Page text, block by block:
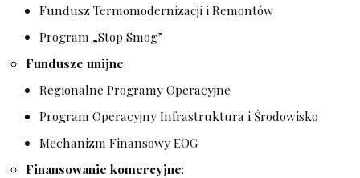
Fundusz Termomodernizacji i Remontów
Program „Stop Smog”
Fundusze unijne:
Regionalne Programy Operacyjne
Program Operacyjny Infrastruktura i Środowisko
Mechanizm Finansowy EOG
Finansowanie komercyjne: